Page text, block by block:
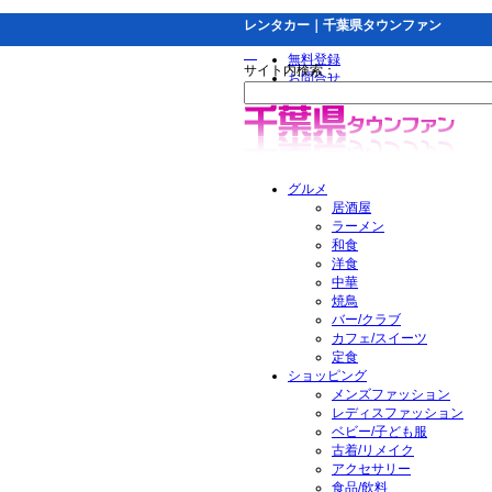
レンタカー｜千葉県タウンファン
無料登録
お問合せ
サイト内検索：
グルメ
居酒屋
ラーメン
和食
洋食
中華
焼鳥
バー/クラブ
カフェ/スイーツ
定食
ショッピング
メンズファッション
レディスファッション
ベビー/子ども服
古着/リメイク
アクセサリー
食品/飲料